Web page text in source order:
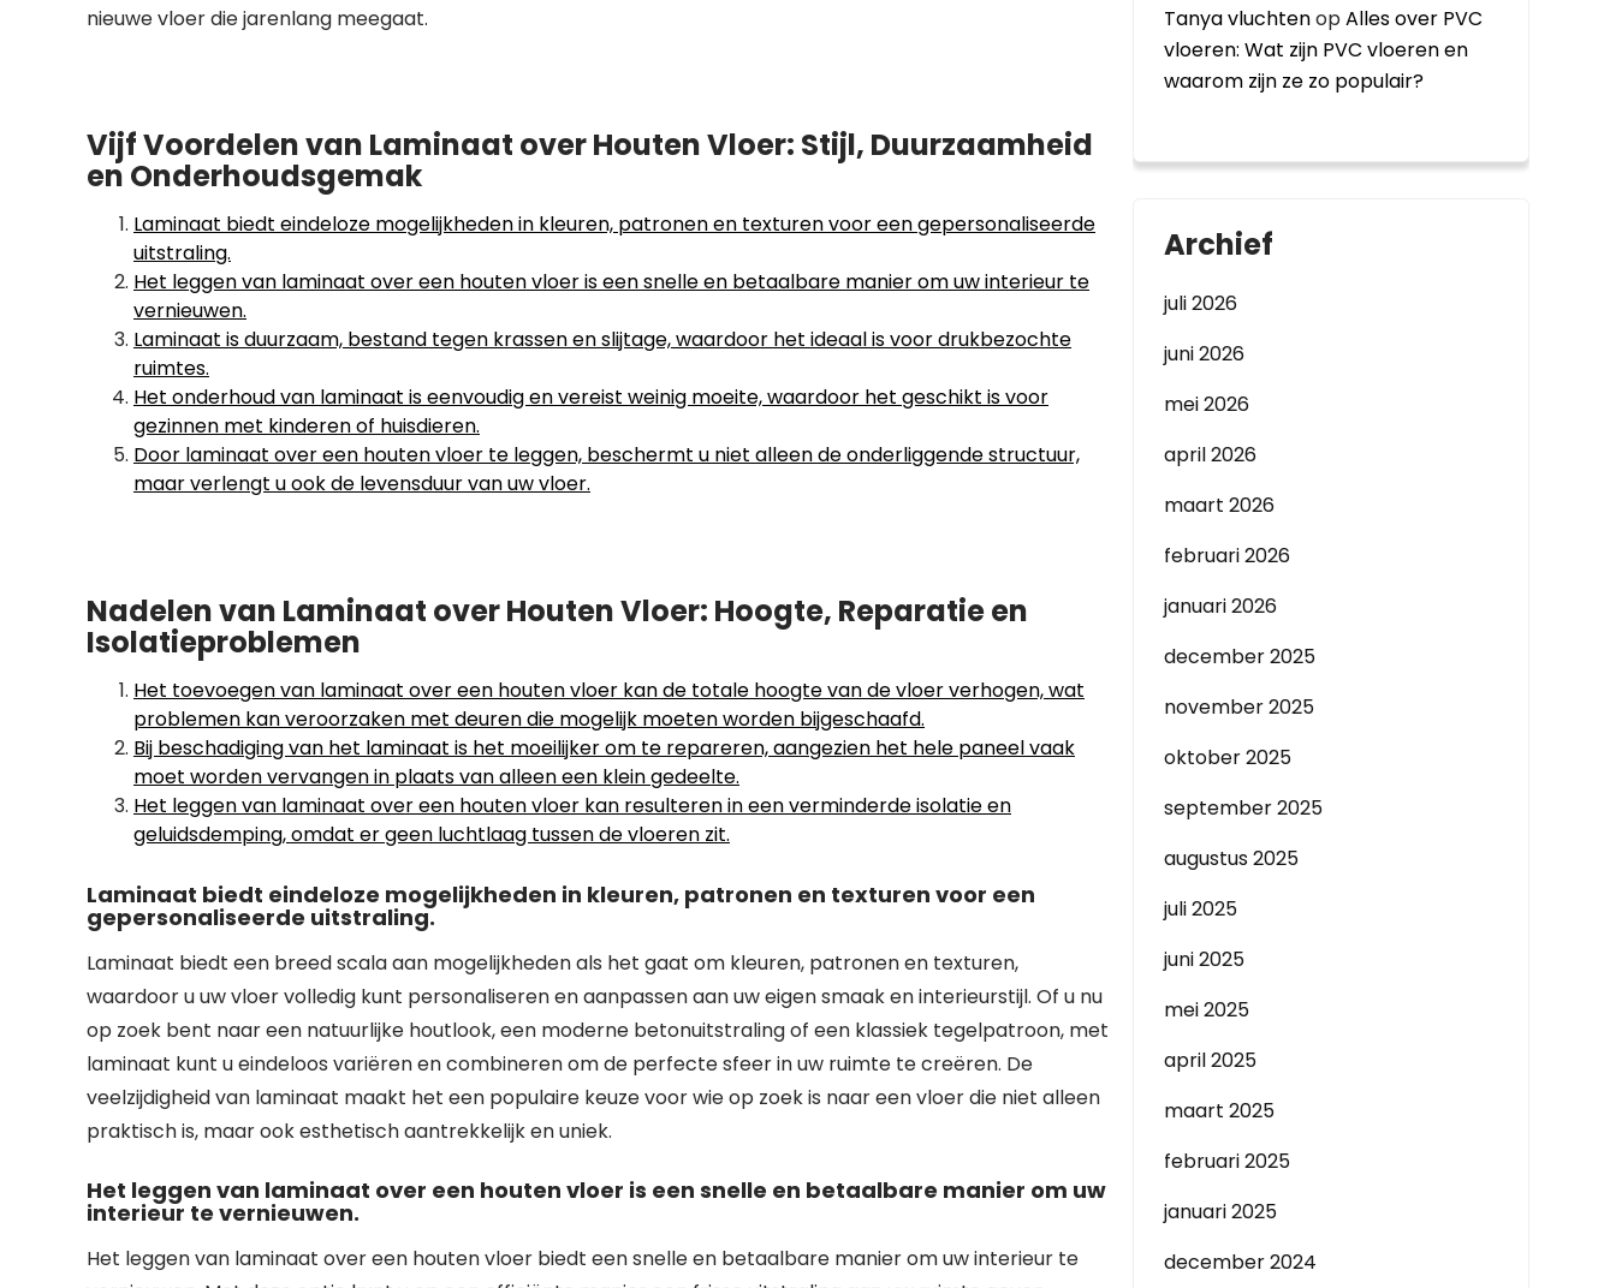
nieuwe vloer die jarenlang meegaat.
Vijf Voordelen van Laminaat over Houten Vloer: Stijl, Duurzaamheid
en Onderhoudsgemak
Laminaat biedt eindeloze mogelijkheden in kleuren, patronen en texturen voor een gepersonaliseerde
uitstraling.
Het leggen van laminaat over een houten vloer is een snelle en betaalbare manier om uw interieur te
vernieuwen.
Laminaat is duurzaam, bestand tegen krassen en slijtage, waardoor het ideaal is voor drukbezochte
ruimtes.
Het onderhoud van laminaat is eenvoudig en vereist weinig moeite, waardoor het geschikt is voor
gezinnen met kinderen of huisdieren.
Door laminaat over een houten vloer te leggen, beschermt u niet alleen de onderliggende structuur,
maar verlengt u ook de levensduur van uw vloer.
Nadelen van Laminaat over Houten Vloer: Hoogte, Reparatie en
Isolatieproblemen
Het toevoegen van laminaat over een houten vloer kan de totale hoogte van de vloer verhogen, wat
problemen kan veroorzaken met deuren die mogelijk moeten worden bijgeschaafd.
Bij beschadiging van het laminaat is het moeilijker om te repareren, aangezien het hele paneel vaak
moet worden vervangen in plaats van alleen een klein gedeelte.
Het leggen van laminaat over een houten vloer kan resulteren in een verminderde isolatie en
geluidsdemping, omdat er geen luchtlaag tussen de vloeren zit.
Laminaat biedt eindeloze mogelijkheden in kleuren, patronen en texturen voor een
gepersonaliseerde uitstraling.
Laminaat biedt een breed scala aan mogelijkheden als het gaat om kleuren, patronen en texturen,
waardoor u uw vloer volledig kunt personaliseren en aanpassen aan uw eigen smaak en interieurstijl. Of u nu
op zoek bent naar een natuurlijke houtlook, een moderne betonuitstraling of een klassiek tegelpatroon, met
laminaat kunt u eindeloos variëren en combineren om de perfecte sfeer in uw ruimte te creëren. De
veelzijdigheid van laminaat maakt het een populaire keuze voor wie op zoek is naar een vloer die niet alleen
praktisch is, maar ook esthetisch aantrekkelijk en uniek.
Het leggen van laminaat over een houten vloer is een snelle en betaalbare manier om uw
interieur te vernieuwen.
Het leggen van laminaat over een houten vloer biedt een snelle en betaalbare manier om uw interieur te
Tanya vluchtenopAlles over PVC
vloeren: Wat zijn PVC vloeren en
waarom zijn ze zo populair?
Archief
juli 2026
juni 2026
mei 2026
april 2026
maart 2026
februari 2026
januari 2026
december 2025
november 2025
oktober 2025
september 2025
augustus 2025
juli 2025
juni 2025
mei 2025
april 2025
maart 2025
februari 2025
januari 2025
december 2024